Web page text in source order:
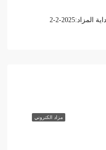
المزاد:2-2-2025
مزاد الكتروني